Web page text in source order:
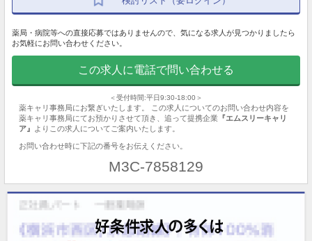
薬局・病院等への直接応募ではありませんので、気になる求人が見つかりましたら
お気軽にお問い合わせください。
この求人に電話で問い合わせる
＜受付時間:平日9:30-18:00＞
薬キャリ事務局にお繋ぎいたします。 この求人についてのお問い合わせ内容を
薬キャリ事務局にてお預かりさせて頂き、追って提携企業 『エムスリーキャリ
ア』
よりこの求人についてご案内いたします。
お問い合わせ時に下記の番号をお伝えください。
M3C-7858129